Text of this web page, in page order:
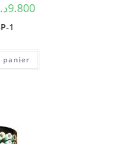
9.800
1
panier